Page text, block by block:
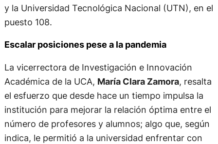
y la Universidad Tecnológica Nacional (UTN), en el
puesto 108.
Escalar posiciones pese a la pandemia
La vicerrectora de Investigación e Innovación
Académica de la UCA, María Clara Zamora, resalta
el esfuerzo que desde hace un tiempo impulsa la
institución para mejorar la relación óptima entre el
número de profesores y alumnos; algo que, según
indica, le permitió a la universidad enfrentar con